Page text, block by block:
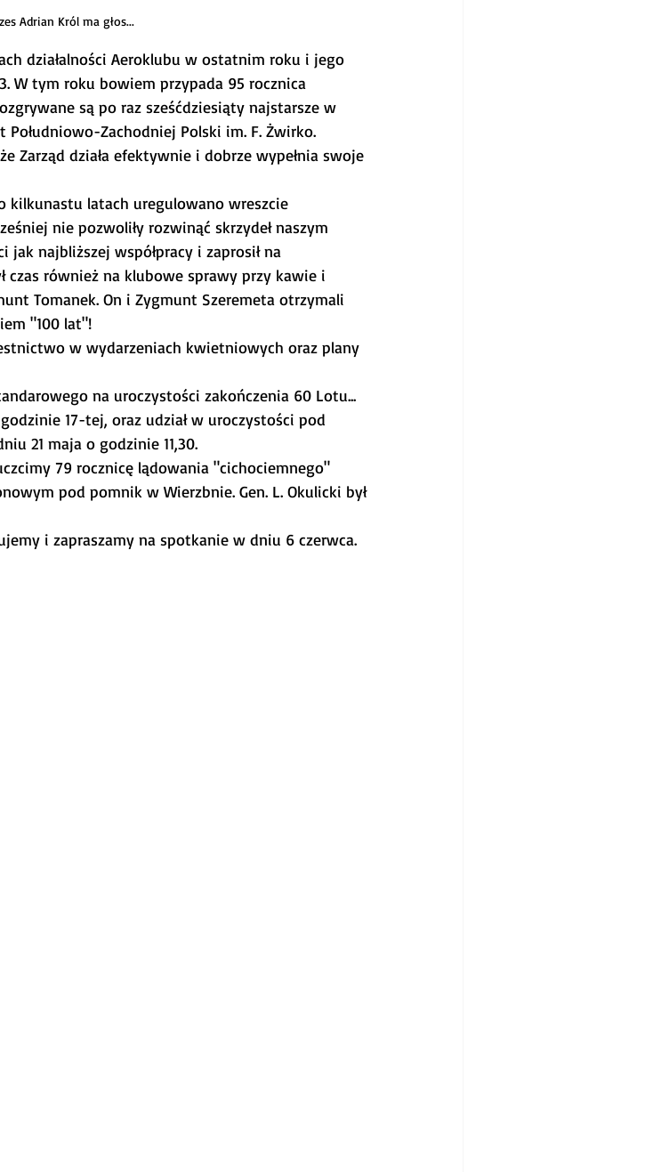
Adrian Król ma głos...
działalności Aeroklubu w ostatnim roku i jego
W tym roku bowiem przypada 95 rocznica
są po raz sześćdziesiąty najstarsze w
Zachodniej Polski im. F. Żwirko.
Zarząd działa efektywnie i dobrze wypełnia swoje
kilkunastu latach uregulowano wreszcie
nie pozwoliły rozwinąć skrzydeł naszym
jak najbliższej współpracy i zaprosił na
czas również na klubowe sprawy przy kawie i
Tomanek. On i Zygmunt Szeremeta otrzymali
"100 lat"!
w wydarzeniach kwietniowych oraz plany
na uroczystości zakończenia 60 Lotu...
17-tej, oraz udział w uroczystości pod
21 maja o godzinie 11,30.
79 rocznicę lądowania "cichociemnego"
pod pomnik w Wierzbnie. Gen. L. Okulicki był
i zapraszamy na spotkanie w dniu 6 czerwca.